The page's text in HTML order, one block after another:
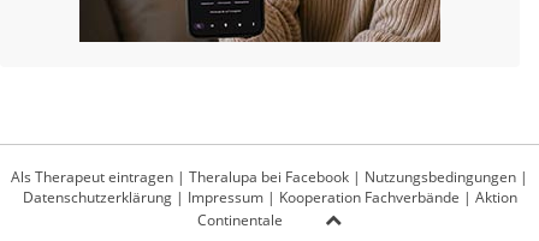
Als Therapeut eintragen | Theralupa bei Facebook | Nutzungsbedingungen |
Datenschutzerklärung| Impressum| Kooperation Fachverbände | Aktion
Continentale